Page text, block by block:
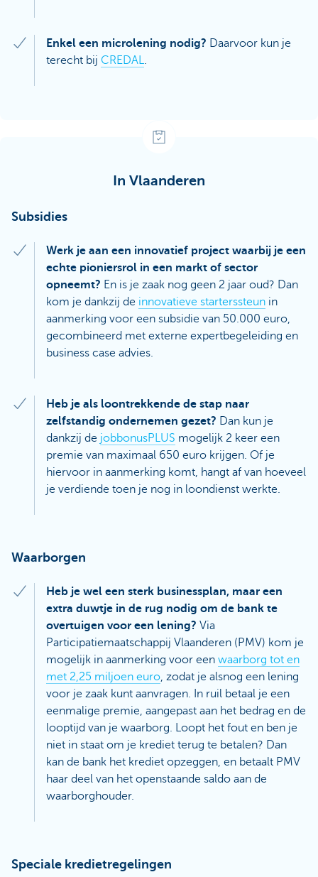
Enkel een microlening nodig? Daarvoor kun je
terecht bij CREDAL.
In Vlaanderen
Subsidies
Werk je aan een innovatief project waarbij je een
echte pioniersrol in een markt of sector
opneemt? En is je zaak nog geen 2 jaar oud? Dan
kom je dankzij de innovatieve starterssteun in
aanmerking voor een subsidie van 50.000 euro,
gecombineerd met externe expertbegeleiding en
business case advies.
Heb je als loontrekkende de stap naar
zelfstandig ondernemen gezet? Dan kun je
dankzij de jobbonusPLUS mogelijk 2 keer een
premie van maximaal 650 euro krijgen. Of je
hiervoor in aanmerking komt, hangt af van hoeveel
je verdiende toen je nog in loondienst werkte.
Waarborgen
Heb je wel een sterk businessplan, maar een
extra duwtje in de rug nodig om de bank te
overtuigen voor een lening? Via
Participatiemaatschappij Vlaanderen (PMV) kom je
mogelijk in aanmerking voor een waarborg tot en
met 2,25 miljoen euro, zodat je alsnog een lening
voor je zaak kunt aanvragen. In ruil betaal je een
eenmalige premie, aangepast aan het bedrag en de
looptijd van je waarborg. Loopt het fout en ben je
niet in staat om je krediet terug te betalen? Dan
kan de bank het krediet opzeggen, en betaalt PMV
haar deel van het openstaande saldo aan de
waarborghouder.
Speciale kredietregelingen